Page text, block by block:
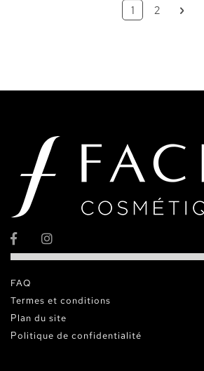
PageVous lisez
1 Page
2 Page
FAQ
Termes et conditions
Plan du site
Politique de confidentialité